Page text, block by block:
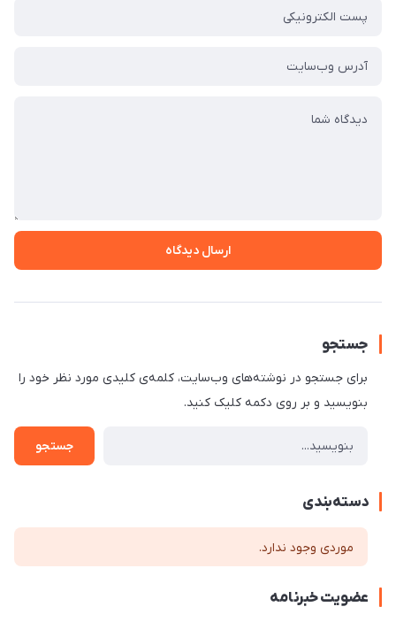
ارسال دیدگاه
جستجو
برای جستجو در نوشته‌های وب‌سایت، کلمه‌ی کلیدی مورد نظر خود را
بنویسید و بر روی دکمه کلیک کنید.
جستجو
دسته‌بندی
موردی وجود ندارد.
عضویت خبرنامه